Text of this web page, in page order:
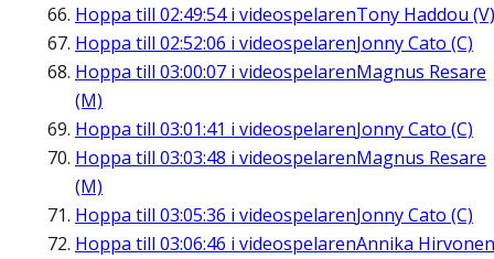
Hoppa till 02:49:54i videospelarenTony Haddou (V)
Hoppa till 02:52:06 i videospelarenJonny Cato (C)
Hoppa till 03:00:07 i videospelarenMagnus Resare
(M)
Hoppa till 03:01:41 i videospelarenJonny Cato (C)
Hoppa till 03:03:48 i videospelarenMagnus Resare
(M)
Hoppa till 03:05:36 i videospelarenJonny Cato (C)
Hoppa till 03:06:46 i videospelarenAnnika Hirvonen